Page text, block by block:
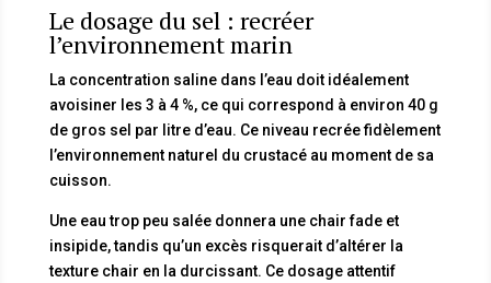
Le dosage du sel : recréer
l’environnement marin
La concentration saline dans l’eau doit idéalement
avoisiner les 3 à 4 %, ce qui correspond à environ 40 g
de gros sel par litre d’eau. Ce niveau recrée fidèlement
l’environnement naturel du crustacé au moment de sa
cuisson.
Une eau trop peu salée donnera une chair fade et
insipide, tandis qu’un excès risquerait d’altérer la
texture chair en la durcissant. Ce dosage attentif